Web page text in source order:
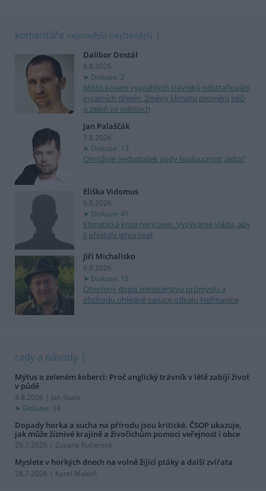
komentáře nejnovější nejčtenější
Dalibor Dostál
8.8.2026
Diskuse: 2
Místo kosení vyprahlých trávníků odstraňování
invazních dřevin. Změny klimatu promění péči
o zeleň ve městech
Jan Palaščák
7.8.2026
Diskuse: 13
Ohrožuje nedostatek vody budoucnost jádra?
Eliška Vidomus
6.8.2026
Diskuse: 41
Klimatická krize není over. Vyzýváme vládu, aby
ji přestala ignorovat
Jiří Michalisko
6.8.2026
Diskuse: 18
Otevřený dopis ministerstvu průmyslu a
obchodu ohledně sanace odvalu Heřmanice
rady a návody
Mýtus o zeleném koberci: Proč anglický trávník v létě zabíjí život
v půdě
4.8.2026 | Jan Skala
Diskuse: 34
Dopady horka a sucha na přírodu jsou kritické. ČSOP ukazuje,
jak může žíznivé krajině a živočichům pomoci veřejnost i obce
29.7.2026 | Zuzana Kučerová
Myslete v horkých dnech na volně žijící ptáky a další zvířata
28.7.2026 | Karel Makoň